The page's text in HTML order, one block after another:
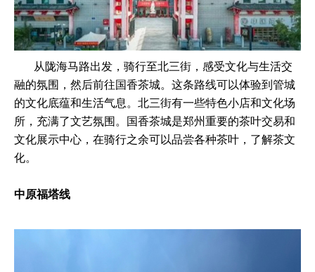
从陇海马路出发，骑行至北三街，感受文化与生活交
融的氛围，然后前往国香茶城。这条路线可以体验到管城
的文化底蕴和生活气息。北三街有一些特色小店和文化场
所，充满了文艺氛围。国香茶城是郑州重要的茶叶交易和
文化展示中心，在骑行之余可以品尝各种茶叶，了解茶文
化。
中原福塔线